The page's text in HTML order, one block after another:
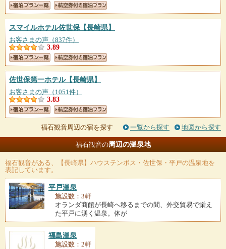
スマイルホテル佐世保 【長崎県】
お客さまの声（837件）
3.89
佐世保第一ホテル【長崎県】
お客さまの声（1051件）
3.83
福石観音周辺の宿を探す 一覧から探す 地図から探す
福石観音の周辺の温泉地
福石観音がある、【長崎県】ハウステンボス・佐世保・平戸の温泉地を
表記しています。
平戸温泉
施設数：3軒
オランダ商館が長崎へ移るまでの間、外交貿易で栄え
た平戸に湧く温泉。体が
福島温泉
施設数：2軒